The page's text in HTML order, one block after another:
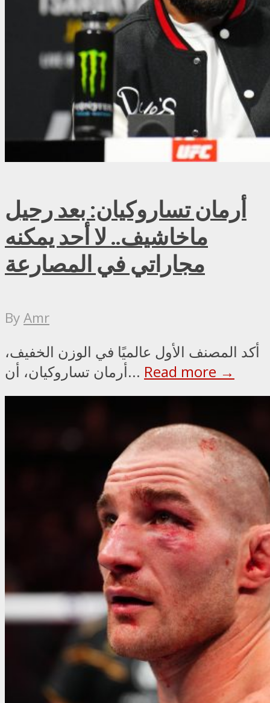
أرمان تساروكيان: بعد رحيل
ماخاشيف.. لا أحد يمكنه
مجاراتي في المصارعة
ByAmr
أكد المصنف الأول عالميًا في الوزن الخفيف،
أرمان تساروكيان، أن... Read more →